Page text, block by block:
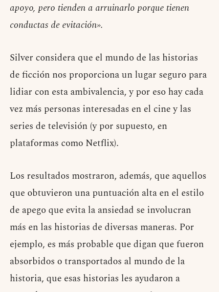
apoyo, pero tienden a arruinarlo porque tienen
conductas de evitación».
Silver considera que el mundo de las historias
de ficción nos proporciona un lugar seguro para
lidiar con esta ambivalencia, y por eso hay cada
vez más personas interesadas en el cine y las
series de televisión (y por supuesto, en
plataformas como Netflix).
Los resultados mostraron, además, que aquellos
que obtuvieron una puntuación alta en el estilo
de apego que evita la ansiedad se involucran
más en las historias de diversas maneras. Por
ejemplo, es más probable que digan que fueron
absorbidos o transportados al mundo de la
historia, que esas historias les ayudaron a